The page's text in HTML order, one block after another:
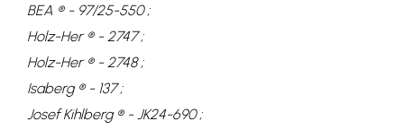
BEA ® - 97/25-550 ;
Holz-Her ® - 2747 ;
Holz-Her ® - 2748 ;
Isaberg ® - 137 ;
Josef Kihlberg ® - JK24-690 ;